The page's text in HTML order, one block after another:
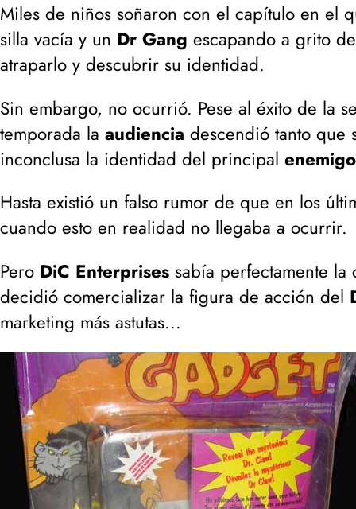
Miles de niños soñaron con el capítulo en el
silla vacía y un Dr Gang escapando a grito
atraparlo y descubrir su identidad.
Sin embargo, no ocurrió. Pese al éxito de la
temporada la audiencia descendió tanto que
inconclusa la identidad del principal
Hasta existió un falso rumor de que en los
cuando esto en realidad no llegaba a ocurrir.
Pero DiC Enterprises sabía perfectamente
decidió comercializar la figura de acción del
marketing más astutas...